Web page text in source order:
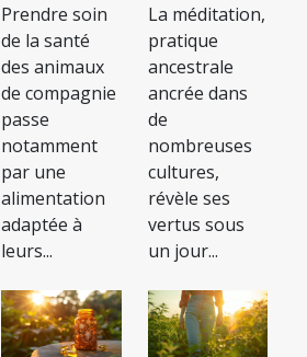
Prendre soin
de la santé
des animaux
de compagnie
passe
notamment
par une
alimentation
adaptée à
leurs...
La méditation,
pratique
ancestrale
ancrée dans
de
nombreuses
cultures,
révèle ses
vertus sous
un jour...